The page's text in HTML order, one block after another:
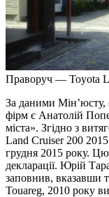
Праворуч — Toyota
За даними
фірм є Анатолій
міста». Згідно з
Land Cruiser 200
грудня 2015 року. Цю
декларації. Юрій
заповнив, вказавши
Touareg, 2010 року